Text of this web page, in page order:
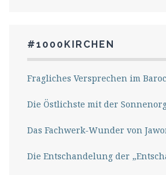
#1000KIRCHEN
Fragliches Versprechen im
Die Östlichste mit der
Das Fachwerk-Wunder von
Die Entschandelung der